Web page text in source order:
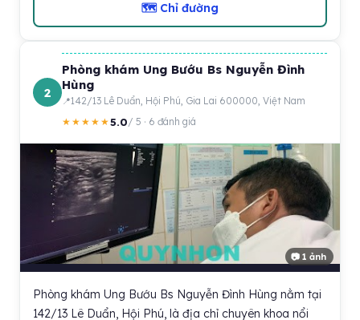
🗺 Chỉ đường
2
Phòng khám Ung Bướu Bs Nguyễn Đình
Hùng
142/13 Lê Duẩn, Hội Phú, Gia Lai 600000, Việt Nam
★★★★★5.0/ 5 · 6 đánh giá
📷 1 ảnh
Phòng khám Ung Bướu Bs Nguyễn Đình Hùng nằm tại
142/13 Lê Duẩn, Hội Phú, là địa chỉ chuyên khoa nổi